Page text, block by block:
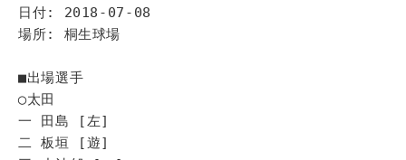
日付: 2018-07-08
場所: 桐生球場
■出場選手
◯太田
一 田島 [左]
二 板垣 [遊]